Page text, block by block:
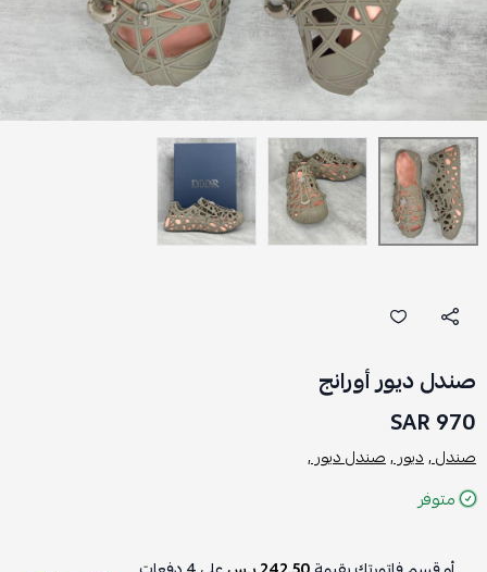
صندل ديور أورانج
970 SAR
صندل ,ديور ,صندل ديور ,
متوفر